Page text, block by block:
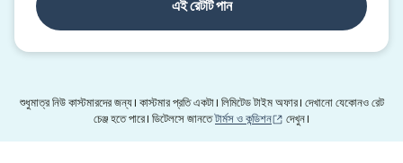
এই রেটটি পান
শুধুমাত্র নিউ কাস্টমারদের জন্য। কাস্টমার প্রতি একটা। লিমিটেড টাইম অফার। দেখানো যেকোনও রেট
চেঞ্জ হতে পারে। ডিটেলসে জানতেটার্মস ও কন্ডিশন (নতুন উইন্ডোতে খুলবে)
দেখুন।